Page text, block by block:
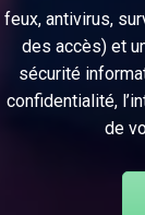
feux, antivirus,
des accès) et
sécurité
confidentialité,
de